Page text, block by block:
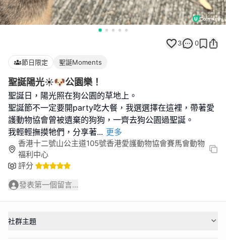
3 0
節日限定 聖誕Moments
聖誕陽光☀️🐶公園樂！
聖誕日，陽光照在狗公園的草地上。
聖誕節不一定要開party吃大餐，我選選擇在這裡，帶著愛
護動物協會曾被遺棄的狗狗，一齊去狗公園過聖誕。
我輕輕撫摸牠們，分享著... 更多
香港十二號山公主道105號香港愛護動物協會賽馬會動物
福利中心
評分
發表第一個留言...
社群主題